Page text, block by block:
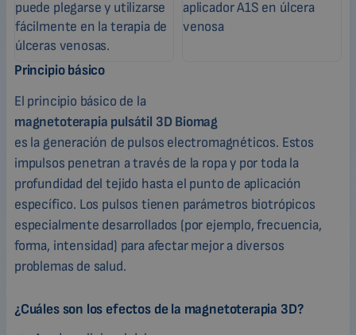
Principio básico
El principio básico de la
magnetoterapia pulsátil 3D Biomag
es la generación de pulsos electromagnéticos. Estos
impulsos penetran a través de la ropa y por toda la
profundidad del tejido hasta el punto de aplicación
específico. Los pulsos tienen parámetros biotrópicos
especialmente desarrollados (por ejemplo, frecuencia,
forma, intensidad) para afectar mejor a diversos
problemas de salud.
¿Cuáles son los efectos de la magnetoterapia 3D?